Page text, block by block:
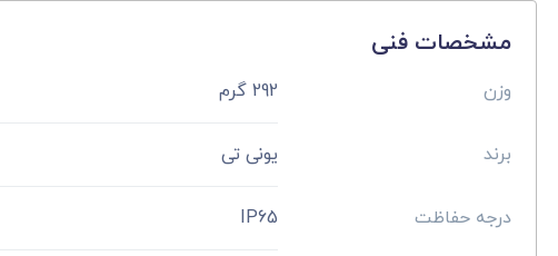
مشخصات فنی
وزن 292 گرم
برند یونی تی
درجه حفاظت IP65